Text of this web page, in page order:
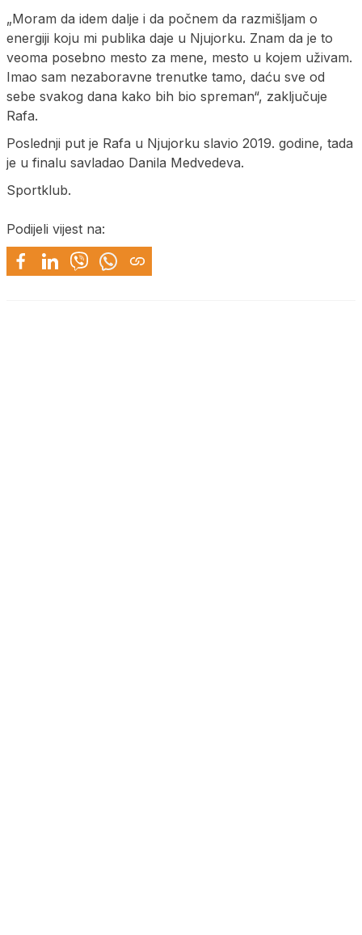
„Moram da idem dalje i da počnem da razmišljam o
energiji koju mi publika daje u Njujorku. Znam da je to
veoma posebno mesto za mene, mesto u kojem uživam.
Imao sam nezaboravne trenutke tamo, daću sve od
sebe svakog dana kako bih bio spreman“, zaključuje
Rafa.
Poslednji put je Rafa u Njujorku slavio 2019. godine, tada
je u finalu savladao Danila Medvedeva.
Sportklub.
Podijeli vijest na: